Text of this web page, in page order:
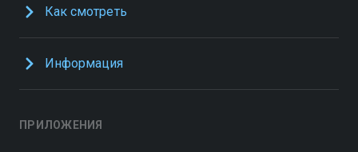
Как смотреть
Информация
ПРИЛОЖЕНИЯ